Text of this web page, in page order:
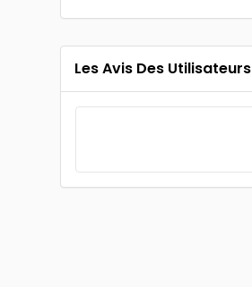
Les Avis Des Utilisateurs